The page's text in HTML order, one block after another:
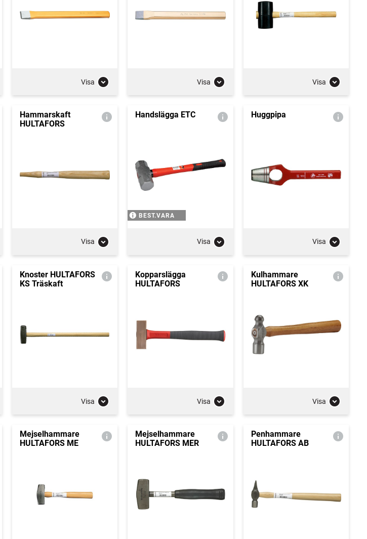
Visa Visa Visa
Hammarskaft
HULTAFORS
Visa
Handslägga ETC
BEST.VARA
Visa
Huggpipa
Visa
Knoster HULTAFORS
KS Träskaft
Visa
Kopparslägga
HULTAFORS
Visa
Kulhammare
HULTAFORS XK
Visa
Mejselhammare
HULTAFORS ME
Mejselhammare
HULTAFORS MER
Penhammare
HULTAFORS AB